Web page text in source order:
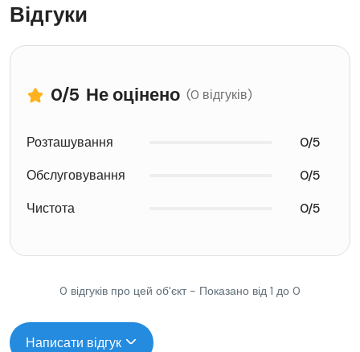
Відгуки
0/5 Не оцінено (0 відгуків)
Розташування
0/5
Обслуговування
0/5
Чистота
0/5
0 відгуків про цей об'єкт - Показано від 1 до 0
Написати відгук